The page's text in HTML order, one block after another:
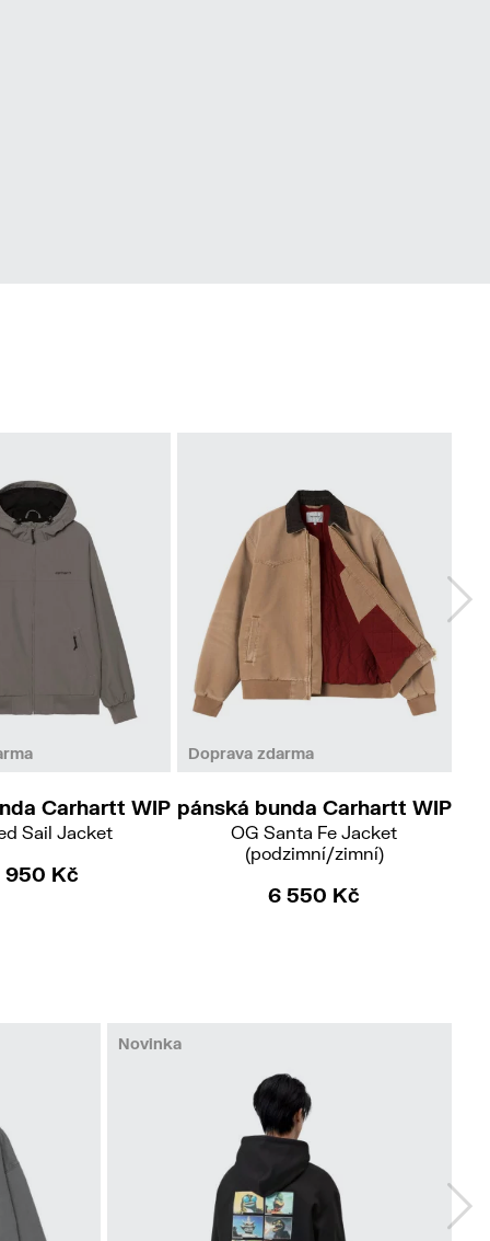
S
Carhartt WIP
Sail Jacket
950 Kč
Doprava zdarma
MXL
pánská bunda Carhartt WIP
OG Santa Fe Jacket
(podzimní/zimní)
6 550 Kč
Novinka